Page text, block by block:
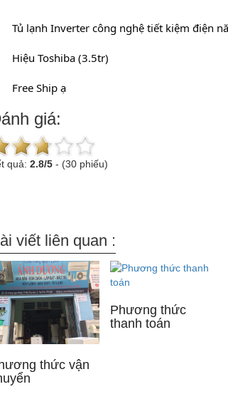
Tủ lạnh Inverter công nghệ tiết kiệm điện
	Hiệu Toshiba (3.5tr)
	Free Ship ạ
giá:
quả: 2.8/5 - (30 phiếu)
viết liên quan :
thức vận
Phương thức
thanh toán